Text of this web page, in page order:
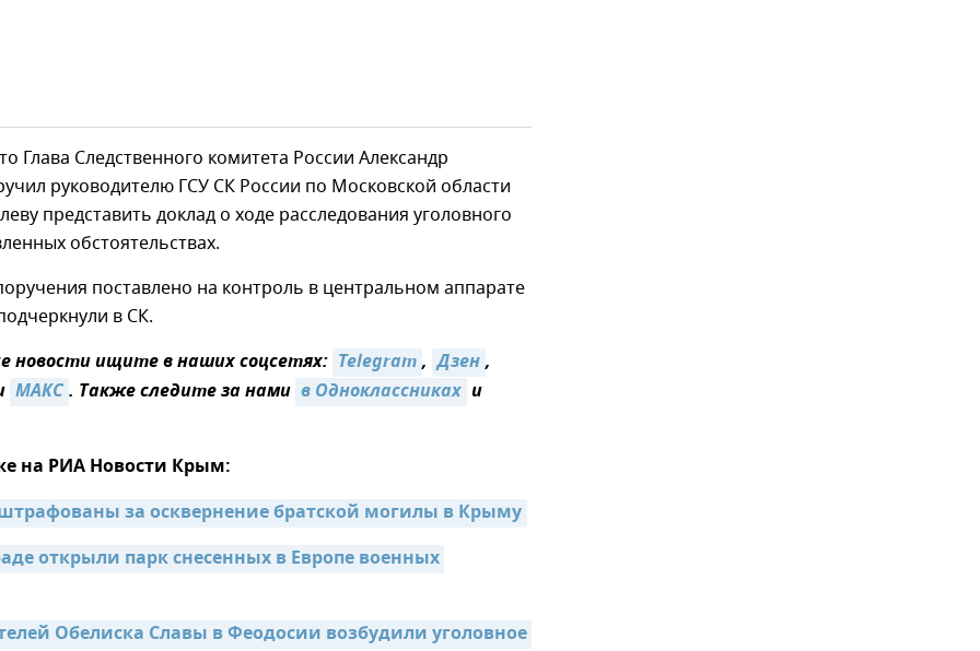
Глава Следственного комитета России Александр
руководителю ГСУ СК России по Московской области
представить доклад о ходе расследования уголовного
обстоятельствах.
поставлено на контроль в центральном аппарате
в СК.
новости ищите в наших соцсетях: Telegram, Дзен,
МАКС. Также следите за нами в Одноклассниках и
на РИА Новости Крым:
за осквернение братской могилы в Крыму
открыли парк снесенных в Европе военных
Обелиска Славы в Феодосии возбудили уголовное